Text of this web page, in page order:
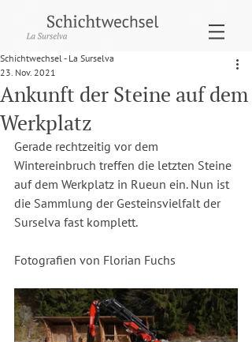
Ankunft der Steine auf dem
Werkplatz
Schichtwechsel - La Surselva
23. Nov. 2021
Gerade rechtzeitig vor dem
Wintereinbruch treffen die letzten Steine
auf dem Werkplatz in Rueun ein. Nun ist
die Sammlung der Gesteinsvielfalt der
Surselva fast komplett.
Fotografien von Florian Fuchs